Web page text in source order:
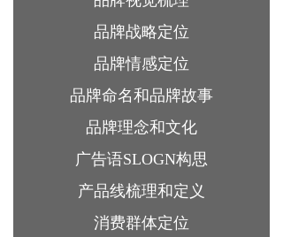
品牌战略定位
品牌情感定位
品牌命名和品牌故事
品牌理念和文化
广告语SLOGN构思
产品线梳理和定义
消费群体定位